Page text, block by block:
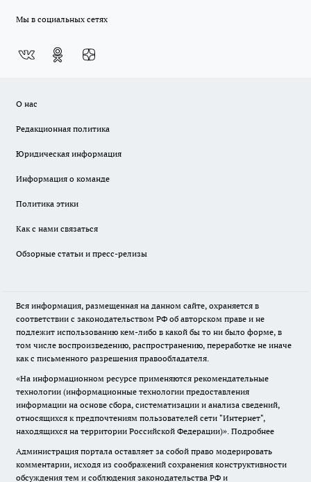
Мы в социальных сетях
О нас
Редакционная политика
Юридическая информация
Информация о команде
Политика этики
Как с нами связаться
Обзорные статьи и пресс-релизы
Вся информация, размещенная на данном сайте, охраняется в
соответствии с законодательством РФ об авторском праве и не
подлежит использованию кем-либо в какой бы то ни было форме, в
том числе воспроизведению, распространению, переработке не иначе
как с письменного разрешения правообладателя.
«На информационном ресурсе применяются рекомендательные
технологии (информационные технологии предоставления
информации на основе сбора, систематизации и анализа сведений,
относящихся к предпочтениям пользователей сети "Интернет",
находящихся на территории Российской Федерации)». Подробнее
Администрация портала оставляет за собой право модерировать
комментарии, исходя из соображений сохранения конструктивности
обсуждения тем и соблюдения законодательства РФ и